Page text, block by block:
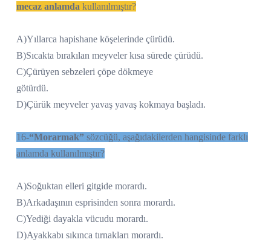
mecaz anlamda kullanılmıştır?
A)Yıllarca hapishane köşelerinde çürüdü.
B)Sıcakta bırakılan meyveler kısa sürede çürüdü.
C)Çürüyen sebzeleri çöpe dökmeye
götürdü.
D)Çürük meyveler yavaş yavaş kokmaya başladı.
16-“Morarmak” sözcüğü, aşağıdakilerden hangisinde farklı
anlamda kullanılmıştır?
A)Soğuktan elleri gitgide morardı.
B)Arkadaşının esprisinden sonra morardı.
C)Yediği dayakla vücudu morardı.
D)Ayakkabı sıkınca tırnakları morardı.